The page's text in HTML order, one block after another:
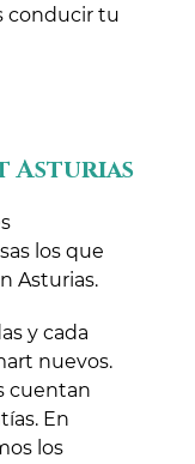
conducir tu
Asturias
los que
Asturias.
y cada
nuevos.
cuentan
En
los